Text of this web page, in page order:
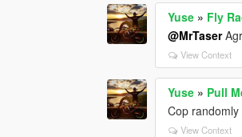
Yuse » Fly
@MrTaser
View Context
Yuse » Pull
Cop
View Context